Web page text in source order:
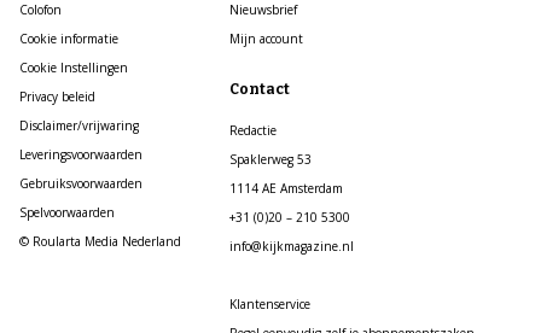
Colofon
Cookie informatie
Cookie Instellingen
Privacy beleid
Disclaimer/vrijwaring
Leveringsvoorwaarden
Gebruiksvoorwaarden
Spelvoorwaarden
© Roularta Media Nederland
Nieuwsbrief
Mijn account
Contact
Redactie
Spaklerweg 53
1114 AE Amsterdam
+31 (0)20 – 210 5300
info@kijkmagazine.nl
Klantenservice